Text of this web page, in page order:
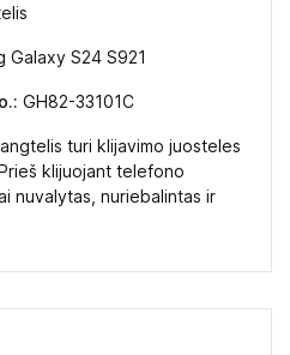
Galaxy S24 S921
GH82-33101C
turi klijavimo juosteles
klijuojant telefono
nuvalytas, nuriebalintas ir